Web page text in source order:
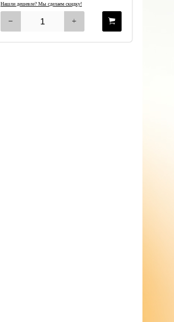
Нашли дешевле? Мы сделаем скидку!